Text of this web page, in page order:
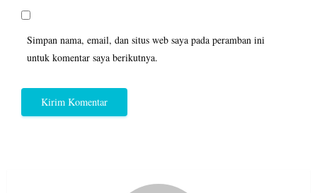
Simpan nama, email, dan situs web saya pada peramban ini
untuk komentar saya berikutnya.